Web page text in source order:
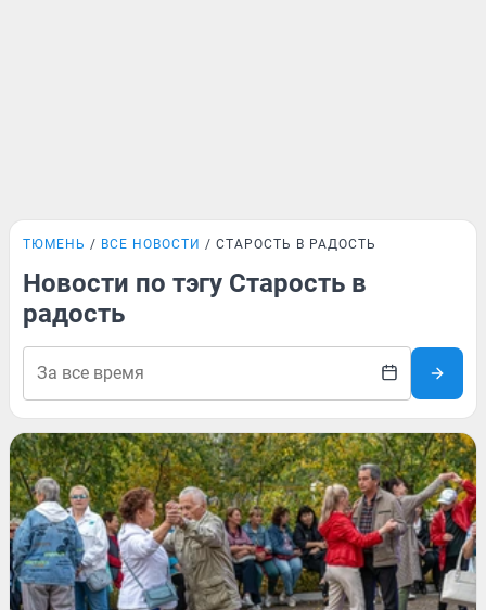
ТЮМЕНЬ ВСЕ НОВОСТИ СТАРОСТЬ В РАДОСТЬ
Новости по тэгу Старость в
радость